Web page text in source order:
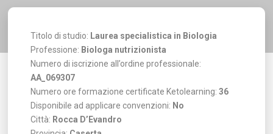
Titolo di studio: Laurea specialistica in Biologia
Professione: Biologa nutrizionista
Numero di iscrizione all’ordine professionale:
AA_069307
Numero ore formazione certificate Ketolearning: 36
Disponibile ad applicare convenzioni: No
Città: Rocca D’Evandro